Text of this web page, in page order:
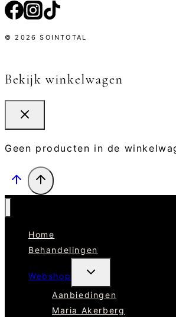
© 2026 SOINTOTAL
Bekijk winkelwagen
Geen producten in de
Home
Behandelingen
Webshop
SUBMENU
Aanbiedingen
Maria Akerberg